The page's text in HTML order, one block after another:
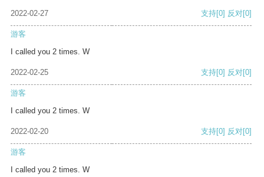
2022-02-27 支持[0] 反对[0]
游客
I called you 2 times. W
2022-02-25 支持[0] 反对[0]
游客
I called you 2 times. W
2022-02-20 支持[0] 反对[0]
游客
I called you 2 times. W